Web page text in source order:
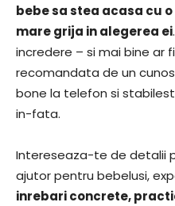
bebe sa stea acasa cu
mare grija in alegerea ei
incredere – si mai bine ar
recomandata de un
bone la telefon si
in-fata.
Intereseaza-te de detalii
ajutor pentru bebelusi,
inrebari concrete,